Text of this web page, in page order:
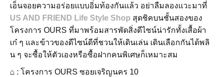
เอ็นจอยความอร่อยแบบอิ่มท้องกันแล้ว อย่าลืมลองแวะมาที่
US AND FRIEND Life Style Shop สุดชิคบนชั้นสองของ
โครงการ OURS ที่มาพร้อมสารพัดสิ่งดีไซน์น่ารักทั้งเสื้อผ้า
เก๋ ๆ และข้าวของดีไซน์ดีที่ชวนให้เดินเล่น เดินเลือกกันได้พลิ
น ๆ จะซื้อให้ตัวเองหรือซื้อฝากคนพิเศษก็เหมาะสม
⌂ : โครงการ OURS ซอยเจริญนคร 10